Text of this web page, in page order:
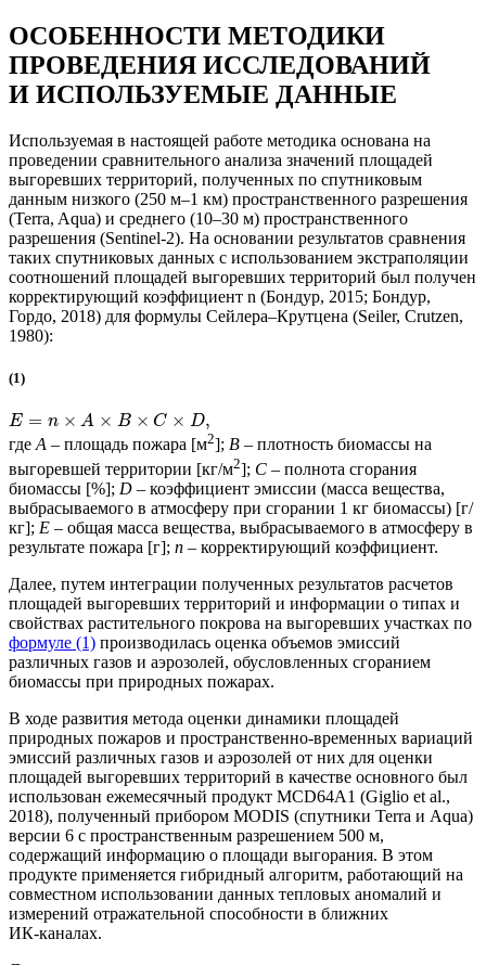
ОСОБЕННОСТИ МЕТОДИКИ
ПРОВЕДЕНИЯ ИССЛЕДОВАНИЙ
И ИСПОЛЬЗУЕМЫЕ ДАННЫЕ
Используемая в настоящей работе методика основана на
проведении сравнительного анализа значений площадей
выгоревших территорий, полученных по спутниковым
данным низкого (250 м–1 км) пространственного разрешения
(Terra, Aqua) и среднего (10–30 м) пространственного
разрешения (Sentinel-2). На основании результатов сравнения
таких спутниковых данных с использованием экстраполяции
соотношений площадей выгоревших территорий был получен
корректирующий коэффициент n (Бондур, 2015; Бондур,
Гордо, 2018) для формулы Сейлера–Крутцена (Seiler, Crutzen,
1980):
(1)
E = n × A × B × C × D,
гдеA – площадь пожара [м2]; B – плотность биомассы на
выгоревшей территории [кг/м2]; C – полнота сгорания
биомассы [%]; D – коэффициент эмиссии (масса вещества,
выбрасываемого в атмосферу при сгорании 1 кг биомассы) [г/
кг]; E – общая масса вещества, выбрасываемого в атмосферу в
результате пожара [г]; n – корректирующий коэффициент.
Далее, путем интеграции полученных результатов расчетов
площадей выгоревших территорий и информации о типах и
свойствах растительного покрова на выгоревших участках по
формуле (1) производилась оценка объемов эмиссий
различных газов и аэрозолей, обусловленных сгоранием
биомассы при природных пожарах.
В ходе развития метода оценки динамики площадей
природных пожаров и пространственно-временных вариаций
эмиссий различных газов и аэрозолей от них для оценки
площадей выгоревших территорий в качестве основного был
использован ежемесячный продукт MCD64A1 (Giglio et al.,
2018), полученный прибором MODIS (спутники Terra и Aqua)
версии 6 c пространственным разрешением 500 м,
содержащий информацию о площади выгорания. В этом
продукте применяется гибридный алгоритм, работающий на
совместном использовании данных тепловых аномалий и
измерений отражательной способности в ближних
ИК‑каналах.